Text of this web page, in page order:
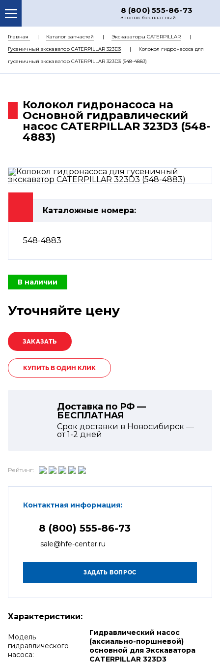
8 (800) 555-86-73
Звонок бесплатный
О НАС
КАТАЛОГ ЗАПЧАСТЕЙ
РЕМОНТ
ЦЕНЫ
КОНТАКТЫ
Главная Каталог запчастей
Экскаваторы CATERPILLAR
Гусеничный экскаватор CATERPILLAR 323D3
Колокол гидронасоса для
гусеничный экскаватор CATERPILLAR 323D3 (548-4883)
Колокол гидронасоса на
Основной гидравлический
насос CATERPILLAR 323D3 (548-
4883)
Каталожные номера:
548-4883
В наличии
Уточняйте цену
КУПИТЬ В ОДИН КЛИК
Доставка по РФ —
БЕСПЛАТНАЯ
Срок доставки в Новосибирск —
от1-2 дней
Рейтинг:
Контактная информация:
8 (800) 555-86-73
sale@hfe-center.ru
Характеристики:
Модель
гидравлического
насоса:
Гидравлический насос
(аксиально-поршневой)
основной для Экскаватора
CATERPILLAR 323D3